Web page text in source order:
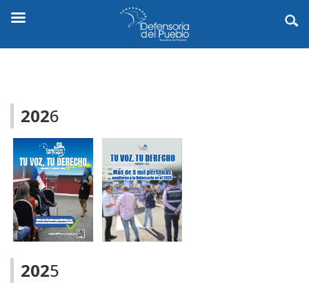
2026
2025